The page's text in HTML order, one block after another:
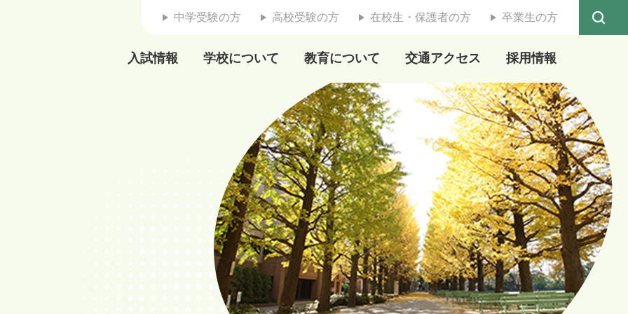
中学受験の方 高校受験の方 在校生・保護者の方 卒業生の方
入試情報 学校について 教育について 交通アクセス 採用情報